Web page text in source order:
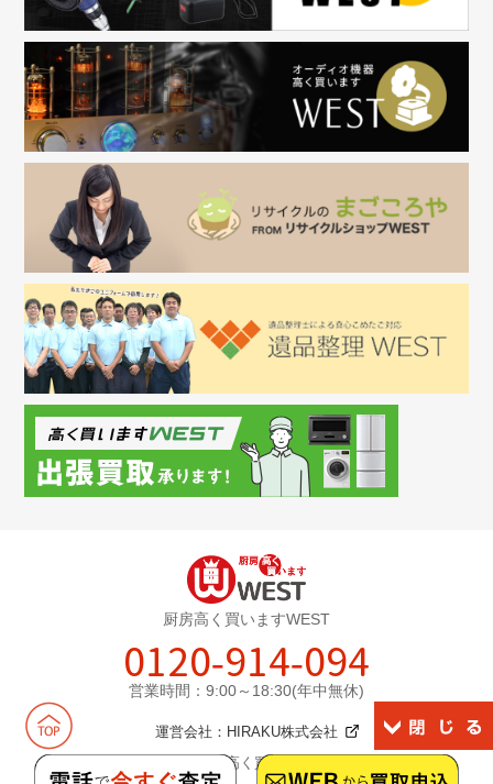
厨房高く買いますWEST
0120-914-094
営業時間：9:00～18:30(年中無休)
運営会社： HIRAKU株式会社
©2026厨房高く買いますWEST